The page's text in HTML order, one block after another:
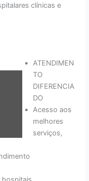
clínicas e
ATENDIMEN
TO
DIFERENCIA
DO
Acesso aos
melhores
serviços,